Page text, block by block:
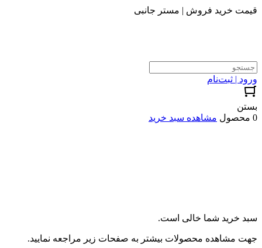
قیمت خرید فروش | مستر جانبی
ورود | ثبت‌نام
بستن
0 محصول
مشاهده سبد خرید
سبد خرید شما خالی است.
جهت مشاهده محصولات بیشتر به صفحات زیر مراجعه نمایید.